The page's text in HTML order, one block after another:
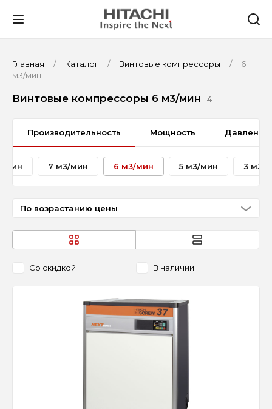
Главная Каталог Винтовые компрессоры
6
м3/мин
Винтовые компрессоры 6 м3/мин 4
Производительность Мощность Давление
мин 7 м3/мин 6 м3/мин 5 м3/мин 3 м3/
По возрастанию цены
Со скидкой В наличии